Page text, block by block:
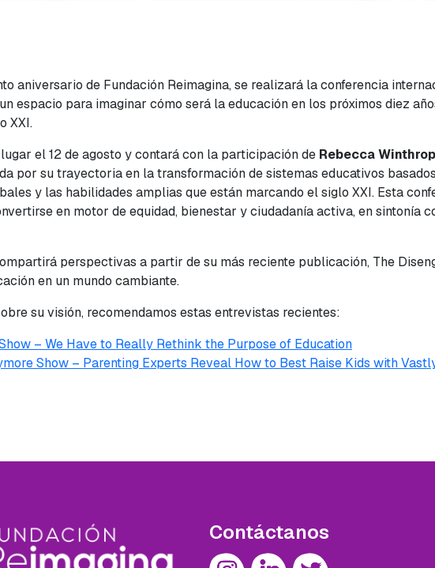
aniversario de Fundación Reimagina, se realizará la conferencia
espacio para imaginar cómo será la educación en los próximos diez
XXI.
el 12 de agosto y contará con la participación de Rebecca Winthrop
por su trayectoria en la transformación de sistemas educativos
y las habilidades amplias que están marcando el siglo XXI. Esta
en motor de equidad, bienestar y ciudadanía activa, en sintonía
perspectivas a partir de su más reciente publicación, The
en un mundo cambiante.
su visión, recomendamos estas entrevistas recientes:
– We Have to Really Rethink the Purpose of Education
Show – Parenting Experts Reveal How to Best Raise Kids with
Contáctanos